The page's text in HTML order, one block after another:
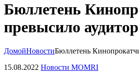
Бюллетень
превысило
ДомойНовостиБюллетень
15.08.2022 Новости MOMRI